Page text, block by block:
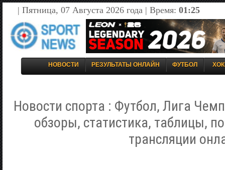
| Пятница, 07 Августа 2026 года | Время: 01:25
НОВОСТИ РЕЗУЛЬТАТЫ ОНЛАЙН ФУТБОЛ
Новости спорта : Футбол, Лига
обзоры, статистика, таблицы,
трансляции